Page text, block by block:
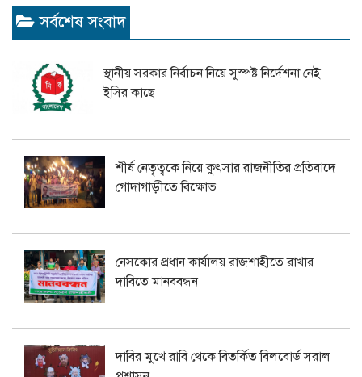
সর্বশেষ সংবাদ
স্থানীয় সরকার নির্বাচন নিয়ে সুস্পষ্ট নির্দেশনা নেই
ইসির কাছে
শীর্ষ নেতৃত্বকে নিয়ে কুৎসার রাজনীতির প্রতিবাদে
গোদাগাড়ীতে বিক্ষোভ
নেসকোর প্রধান কার্যালয় রাজশাহীতে রাখার
দাবিতে মানববন্ধন
দাবির মুখে রাবি থেকে বিতর্কিত বিলবোর্ড সরাল